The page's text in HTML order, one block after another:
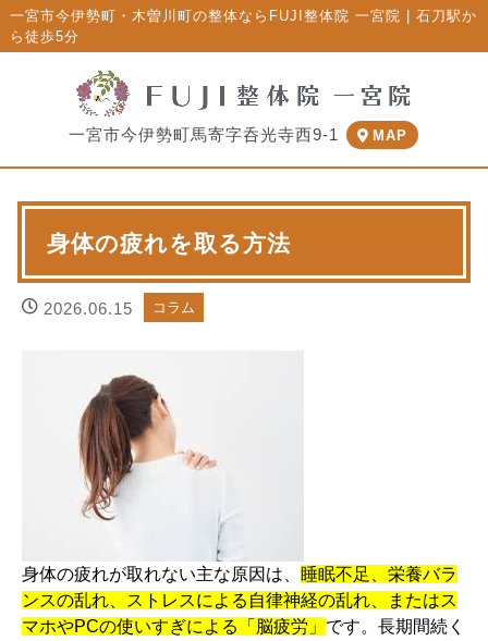
一宮市今伊勢町・木曽川町の整体ならFUJI整体院 一宮院 | 石刀駅か
ら徒歩5分
一宮市今伊勢町馬寄字呑光寺西9-1 MAP
身体の疲れを取る方法
2026.06.15 コラム
身体の疲れが取れない主な原因は、 睡眠不足、栄養バラ
ンスの乱れ、ストレスによる自律神経の乱れ、またはス
マホやPCの使いすぎによる「脳疲労」 です。長期間続く